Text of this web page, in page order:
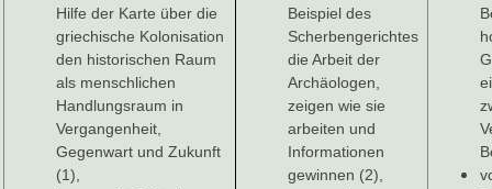
Hilfe der Karte über die
griechische Kolonisation
den historischen Raum
als menschlichen
Handlungsraum in
Vergangenheit,
Gegenwart und Zukunft
(1),
Beispiel des
Scherbengerichtes
die Arbeit der
Archäologen,
zeigen wie sie
arbeiten und
Informationen
gewinnen (2),